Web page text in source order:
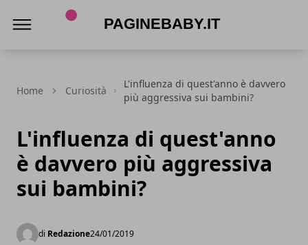
Home Curiosità
L'influenza di quest'anno è davvero
più aggressiva sui bambini?
L'influenza di quest'anno
è davvero più aggressiva
sui bambini?
di Redazione24/01/2019